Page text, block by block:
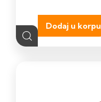
Dodaj u korpu